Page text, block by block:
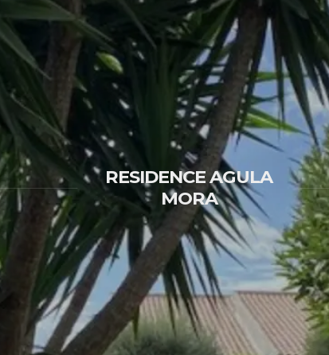
RESIDENCE AGULA
MORA